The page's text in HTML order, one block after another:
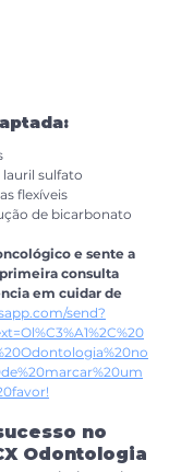
sulfato
flexíveis
de bicarbonato
e sente a
consulta
em cuidar de
send?
!
no
Odontologia